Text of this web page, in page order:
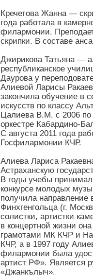
Кречетова Жанна —
года работала в
филармонии.
скрипки. В составе
Джирикова Татьяна —
республиканское
Даурова у
Алиевой Ларисы
закончила обучение в
искусств по классу
Цалиева В.М. с 2006 по
оркестре Кабардино-
С августа 2011 года
Госфилармонии КЧР.
Алиева Лариса
Астраханскую
В годы учебы
конкурсе молодых
получила направление
Финхгенгольца (г.
солистки, артистки
в концертной жизни
грамотами МК КЧР и
КЧР, а в 1997 году
филармонии была
артист РФ». Является
«Джанкълыч».